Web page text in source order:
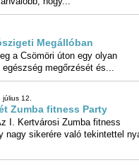
Megállóban
a Csömöri úton egy olyan
megőrzését és...
12.
Zumba fitness Party
Kertvárosi Zumba fitness
nagy sikerére való tekintettel nyár